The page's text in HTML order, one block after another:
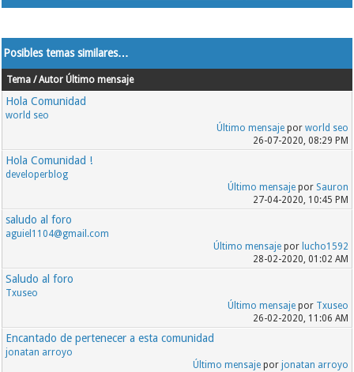
Posibles temas similares…
Tema / Autor Último mensaje
Hola Comunidad
world seo
Último mensajepor world seo
26-07-2020, 08:29 PM
Hola Comunidad !
developerblog
Último mensajepor Sauron
27-04-2020, 10:45 PM
saludo al foro
aguiel1104@gmail.com
Último mensajepor lucho1592
28-02-2020, 01:02 AM
Saludo al foro
Txuseo
Último mensajepor Txuseo
26-02-2020, 11:06 AM
Encantado de pertenecer a esta comunidad
jonatan arroyo
Último mensajepor jonatan arroyo